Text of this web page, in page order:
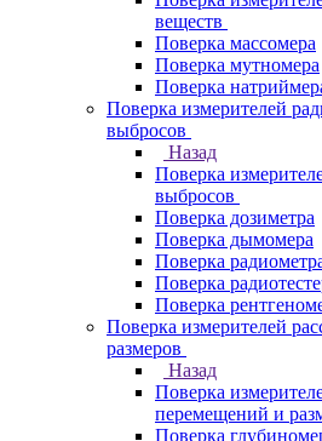
веществ
Поверка массомера
Поверка мутномера
Поверка
Поверка измерителей
выбросов
Назад
Поверка
выбросов
Поверка дозиметра
Поверка дымомера
Поверка
Поверка
Поверка
Поверка измерителей
размеров
Назад
Поверка
перемещений и
Поверка